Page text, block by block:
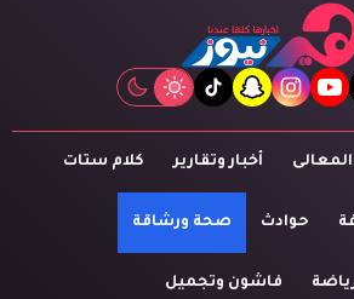
youtube
instagram
snapchat
tiktok
أخبار وتقارير كلام ستات
حوادث صحة ورشاقة
فاشون وتجميل